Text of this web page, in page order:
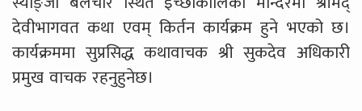
देवीभागवत कथा एवम् किर्तन कार्यक्रम हुने भएको छ।
कार्यक्रममा सुप्रसिद्ध कथावाचक श्री सुकदेव अधिकारी
प्रमुख वाचक रहनुहुनेछ।